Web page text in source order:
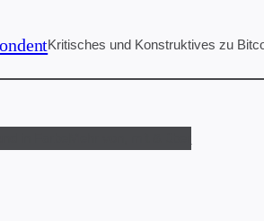
Kritisches und Konstruktives zu